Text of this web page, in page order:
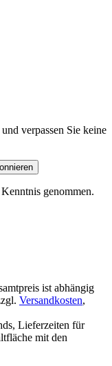
verpassen Sie keine
genommen.
ist abhängig
Versandkosten,
Lieferzeiten für
mit den